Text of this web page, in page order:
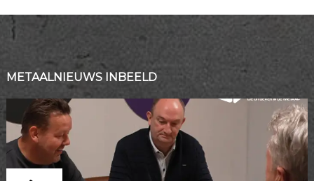
METAALNIEUWS INBEELD